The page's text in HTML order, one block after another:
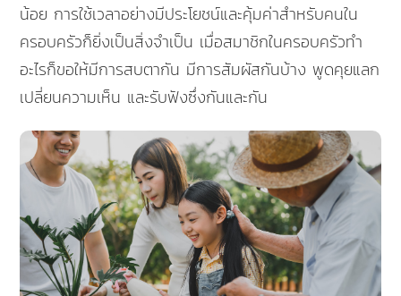
น้อย การใช้เวลาอย่างมีประโยชน์และคุ้มค่าสำหรับคนใน
ครอบครัวก็ยิ่งเป็นสิ่งจำเป็น เมื่อสมาชิกในครอบครัวทำ
อะไรก็ขอให้มีการสบตากัน มีการสัมผัสกันบ้าง พูดคุยแลก
เปลี่ยนความเห็น และรับฟังซึ่งกันและกัน